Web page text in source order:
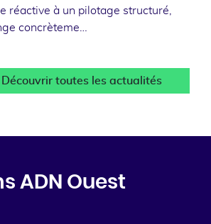
réactive à un pilotage structuré,
concrèteme…
Découvrir toutes les actualités
ADN Ouest